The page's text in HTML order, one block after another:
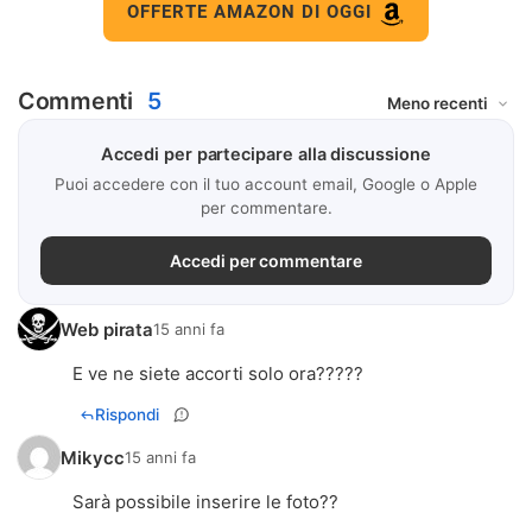
OFFERTE AMAZON DI OGGI
Commenti 5
Accedi per partecipare alla discussione
Puoi accedere con il tuo account email, Google o Apple
per commentare.
Accedi per commentare
Web pirata15 anni fa
E ve ne siete accorti solo ora?????
Rispondi
Mikycc15 anni fa
Sarà possibile inserire le foto??